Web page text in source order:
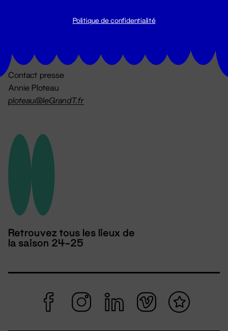
Contact presse
Annie Ploteau
ploteau@leGrandT.fr
Retrouvez tous les lieux de
la saison 24-25
Politique de confidentialité